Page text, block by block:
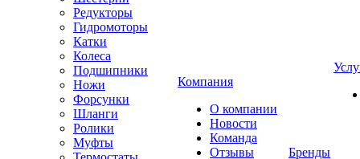
Редукторы
Гидромоторы
Катки
Колеса
Подшипники
Ножи
Форсунки
Шланги
Ролики
Муфты
Компания
О компании
Новости
Команда
Отзывы
Бренды